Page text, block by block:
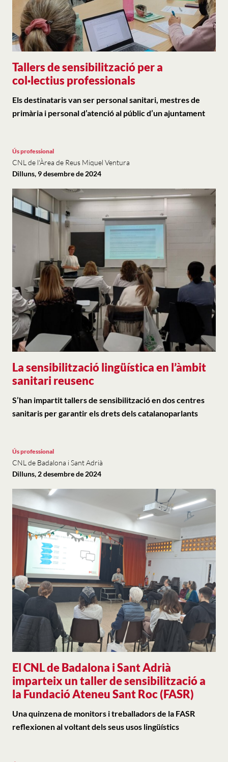
Tallers de sensibilització per a
col·lectius professionals
Els destinataris van ser personal sanitari, mestres de
primària i personal d’atenció al públic d’un ajuntament
La sensibilització lingüística en l’àmbit
sanitari reusenc
Ús professional
CNL de l'Àrea de Reus Miquel Ventura
Dilluns, 9 desembre de 2024
S’han impartit tallers de sensibilització en dos centres
sanitaris per garantir els drets dels catalanoparlants
El CNL de Badalona i Sant Adrià
imparteix un taller de sensibilització a
la Fundació Ateneu Sant Roc (FASR)
Ús professional
CNL de Badalona i Sant Adrià
Dilluns, 2 desembre de 2024
Una quinzena de monitors i treballadors de la FASR
reflexionen al voltant dels seus usos lingüístics